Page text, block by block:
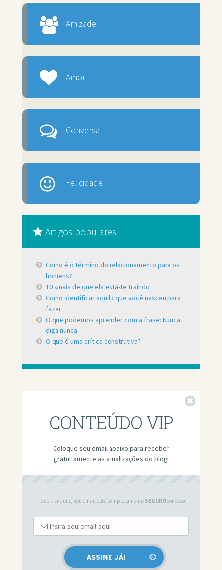
Amizade
Amor
Conversa
Felicidade
Artigos populares
Como é o término do relacionamento para os
homens?
10 sinais de que ela está-te traindo
Como identificar aquilo que você nasceu para
fazer
O que podemos aprender com a frase: Nunca
diga nunca
O que é uma crítica construtiva?
CONTEÚDO VIP
Coloque seu email abaixo para receber
gratuitamente as atualizações do blog!
Fique tranquilo, seu email está completamente SEGUROconosco.